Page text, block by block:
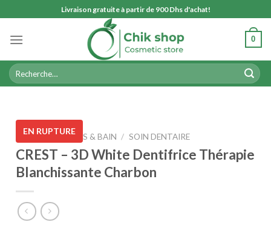
to
content
Livraison gratuite à partir de 900 Dhs d'achat!
0
Recherche
pour :
EN RUPTURE
ACCUEIL / CORPS & BAIN / SOIN DENTAIRE
CREST – 3D White Dentifrice Thérapie
Blanchissante Charbon